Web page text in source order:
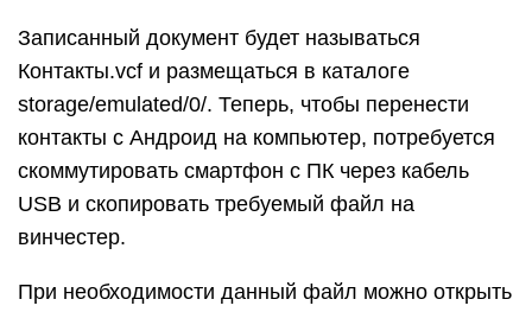
Записанный документ будет называться
Контакты.vcf и размещаться в каталоге
storage/emulated/0/. Теперь, чтобы перенести
контакты с Андроид на компьютер, потребуется
скоммутировать смартфон с ПК через кабель
USB и скопировать требуемый файл на
винчестер.
При необходимости данный файл можно открыть